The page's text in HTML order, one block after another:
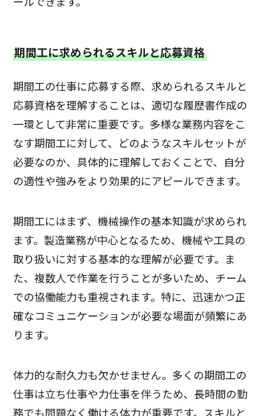
期間工に求められるスキルと応募資格
期間工の仕事に応募する際、求められるスキルと
応募資格を理解することは、適切な履歴書作成の
一環として非常に重要です。多様な業務内容をこ
なす期間工に対して、どのようなスキルセットが
必要なのか、具体的に理解しておくことで、自分
の適性や強みをより効果的にアピールできます。
期間工にはまず、機械操作の基本知識が求められ
ます。製造業務が中心となるため、機械や工具の
取り扱いに対する基本的な理解が必要です。ま
た、複数人で作業を行うことが多いため、チーム
での協働能力も重視されます。特に、迅速かつ正
確なコミュニケーションが必要な場面が頻繁にあ
ります。
体力的な耐久力も欠かせません。多くの期間工の
仕事は立ち仕事や力仕事を伴うため、長時間の勤
務でも問題なく働ける体力が重要です。スキルと